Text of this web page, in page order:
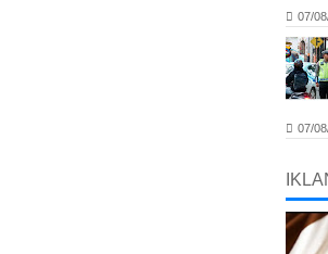
07/
07/